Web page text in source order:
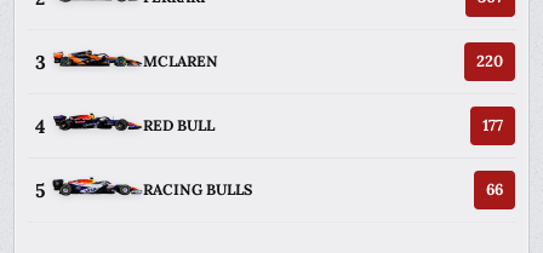
3 MCLAREN 220
4 RED BULL 177
5 RACING BULLS 66